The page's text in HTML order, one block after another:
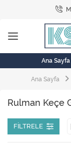
Ana Sayfa
Ana Sayfa
Rulman Keçe
FILTRELE